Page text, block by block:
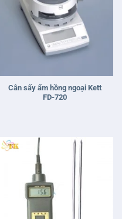
Cân sấy ẩm hồng ngoại Kett
FD-720